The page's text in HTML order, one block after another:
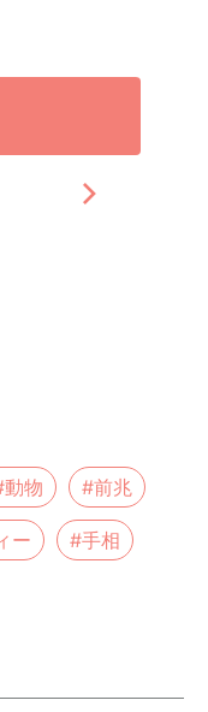
物 #前兆
ー #手相